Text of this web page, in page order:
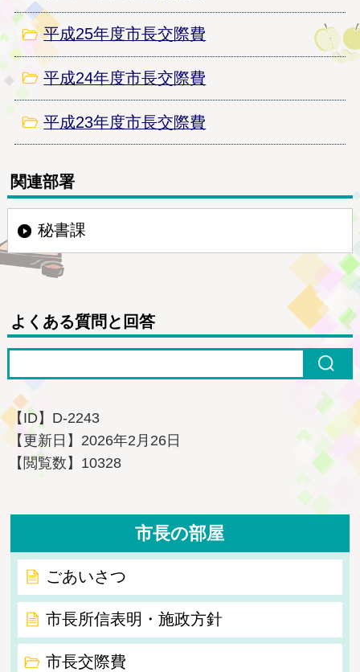
平成25年度市長交際費
平成24年度市長交際費
平成23年度市長交際費
関連部署
秘書課
よくある質問と回答
【ID】 D-2243
【更新日】 2026年2月26日
【閲覧数】 10328
市長の部屋
ごあいさつ
市長所信表明・施政方針
市長交際費